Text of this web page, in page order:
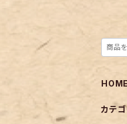
HOME
カテゴ